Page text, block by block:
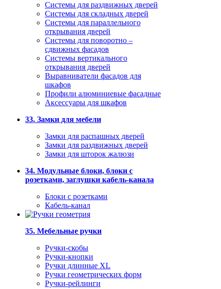
Системы для раздвижных дверей
Системы для складных дверей
Системы для параллельного
открывания дверей
Системы для поворотно –
сдвижных фасадов
Системы вертикального
открывания дверей
Выравниватели фасадов для
шкафов
Профили алюминиевые фасадные
Аксессуары для шкафов
33. Замки для мебели
Замки для распашных дверей
Замки для раздвижных дверей
Замки для шторок жалюзи
34. Модульные блоки, блоки с
розетками, заглушки кабель-канала
Блоки с розетками
Кабель-канал
35. Мебельные ручки
Ручки-скобы
Ручки-кнопки
Ручки длинные XL
Ручки геометрических форм
Ручки-рейлинги